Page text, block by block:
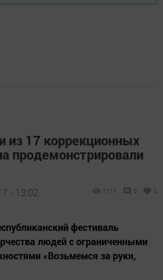
из 17 коррекционных
продемонстрировали
- 13:02 1111 0 0
фестиваль
людей с ограниченными
«Возьмемся за руки,